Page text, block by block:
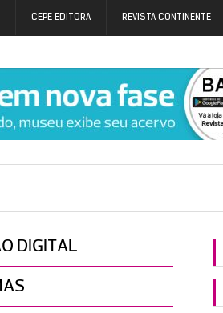
CEPE EDITORA REVISTA CONTINENTE
DIGITAL